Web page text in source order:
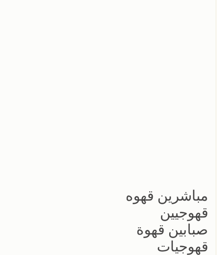
مباشرين قهوه
قهوجيين
صبابين قهوة
قهوجيات